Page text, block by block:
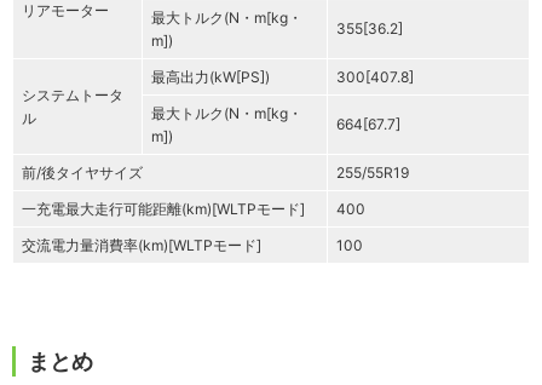
リアモーター
最大トルク(N・m[kg・
m])
355[36.2]
システムトータ
ル
最高出力(kW[PS])
300[407.8]
最大トルク(N・m[kg・
m])
664[67.7]
前/後タイヤサイズ
255/55R19
一充電最大走行可能距離(km)[WLTPモード]
400
交流電力量消費率(km)[WLTPモード]
100
まとめ